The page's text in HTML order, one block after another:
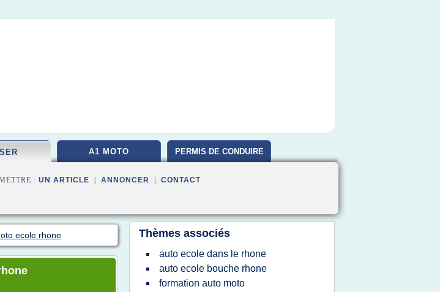
A1 MOTO PERMIS DE CONDUIRE
: UN ARTICLE ANNONCER CONTACT
ecole rhone Thèmes associés
auto ecole dans le rhone
auto ecole bouche rhone
formation auto moto